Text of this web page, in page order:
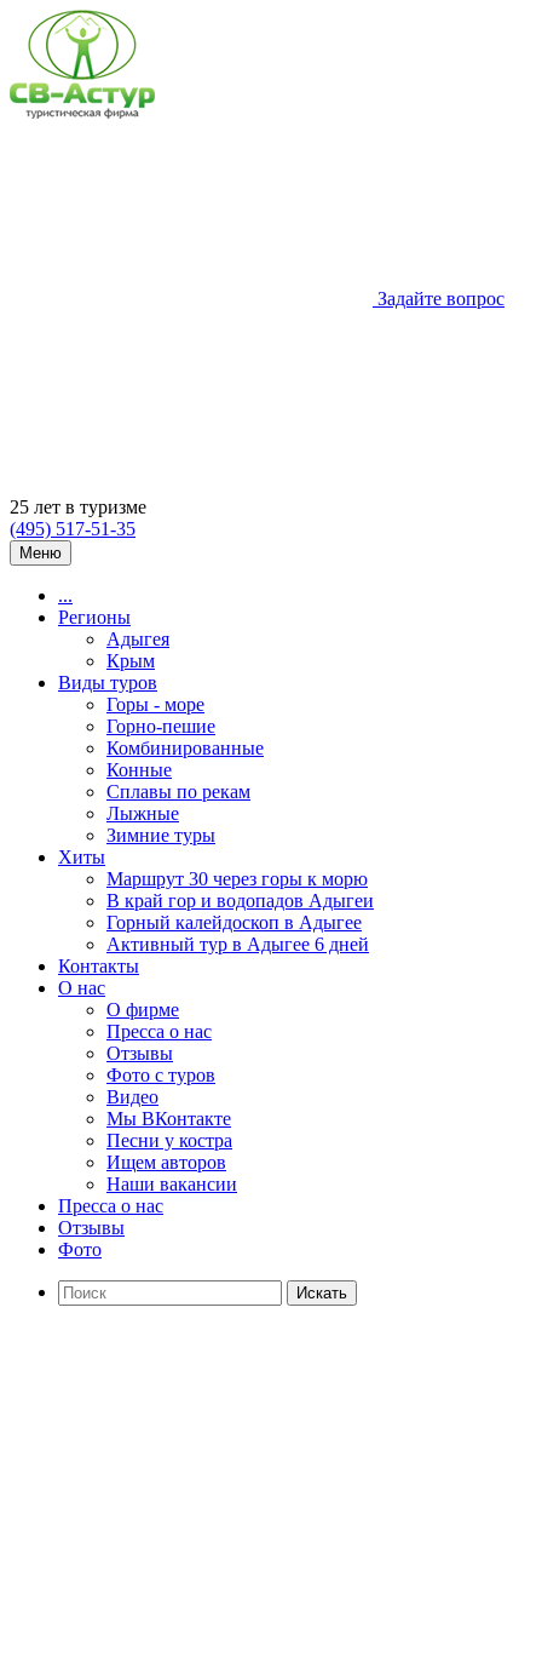
Задайте вопрос
25 лет в туризме
(495) 517-51-35
Меню
...
Регионы
Адыгея
Крым
Виды туров
Горы - море
Горно-пешие
Комбинированные
Конные
Сплавы по рекам
Лыжные
Зимние туры
Хиты
Маршрут 30 через горы к морю
В край гор и водопадов Адыгеи
Горный калейдоскоп в Адыгее
Активный тур в Адыгее 6 дней
Контакты
О нас
О фирме
Пресса о нас
Отзывы
Фото с туров
Видео
Мы ВКонтакте
Песни у костра
Ищем авторов
Наши вакансии
Пресса о нас
Отзывы
Фото
Искать